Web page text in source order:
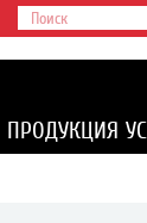
ПРОДУКЦИЯ